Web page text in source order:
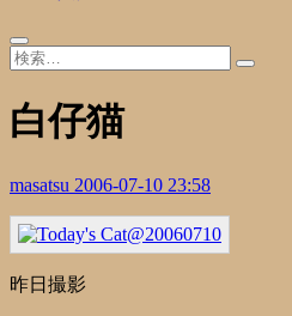
白仔猫
masatsu 2006-07-10 23:58
昨日撮影